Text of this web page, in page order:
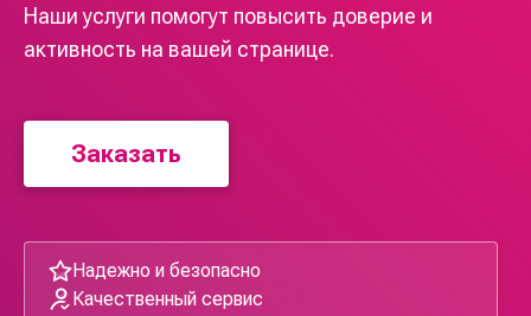
Наши услуги помогут повысить доверие и
активность на вашей странице.
Заказать
Надежно и безопасно
Качественный сервис